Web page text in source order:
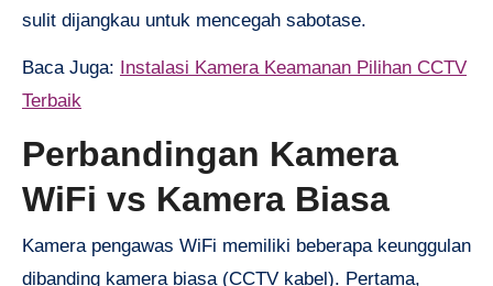
sulit dijangkau untuk mencegah sabotase.
Baca Juga:
Instalasi Kamera Keamanan Pilihan CCTV
Terbaik
Perbandingan Kamera
WiFi vs Kamera Biasa
Kamera pengawas WiFi memiliki beberapa keunggulan
dibanding kamera biasa (CCTV kabel). Pertama,